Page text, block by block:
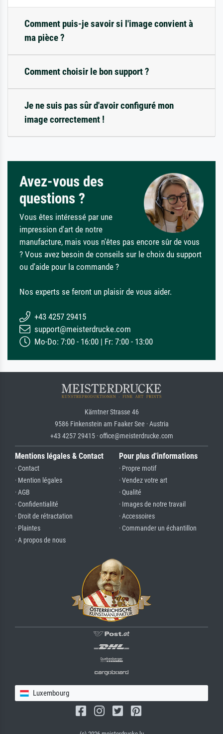
Comment puis-je savoir si l'image convient à
ma pièce ?
Comment choisir le bon support ?
Je ne suis pas sûr d'avoir configuré mon
image correctement !
Avez-vous des
questions ?
Vous êtes intéressé par une
impression d'art de notre
manufacture, mais vous n'êtes pas encore sûr de vous
? Vous avez besoin de conseils sur le choix du support
ou d'aide pour la commande ?
Nos experts se feront un plaisir de vous aider.
+43 4257 29415
support@meisterdrucke.com
Mo-Do: 7:00 - 16:00 | Fr: 7:00 - 13:00
Kärntner Strasse 46
9586 Finkenstein am Faaker See · Austria
+43 4257 29415 · office@meisterdrucke.com
Mentions légales & Contact
· Contact
· Mention légales
· AGB
· Confidentialité
· Droit de rétractation
· Plaintes
· A propos de nous
Pour plus d'informations
· Propre motif
· Vendez votre art
· Qualité
· Images de notre travail
· Accessoires
· Commander un échantillon
Luxembourg